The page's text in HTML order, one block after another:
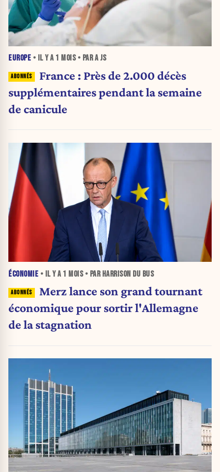
EUROPE • IL Y A 1 MOIS• PAR A JS
France : Près de 2.000 décès
supplémentaires pendant la semaine
de canicule
ÉCONOMIE • IL Y A 1 MOIS• PAR HARRISON DU BUS
Merz lance son grand tournant
économique pour sortir l'Allemagne
de la stagnation